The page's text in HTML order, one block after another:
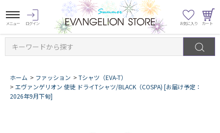
キーワードから探す
ホーム > ファッション > Tシャツ（EVA-T）
> エヴァンゲリオン 使徒 ドライTシャツ/BLACK（COSPA) [お届け予定：
2026年9月下旬]